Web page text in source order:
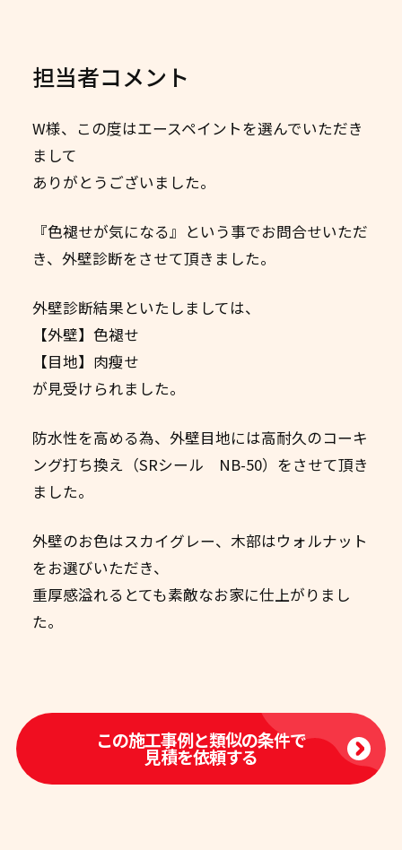
担当者コメント
W様、この度はエースペイントを選んでいただき
まして
ありがとうございました。
『色褪せが気になる』という事でお問合せいただ
き、外壁診断をさせて頂きました。
外壁診断結果といたしましては、
【外壁】色褪せ
【目地】肉瘦せ
が見受けられました。
防水性を高める為、外壁目地には高耐久のコーキ
ング打ち換え（SRシール NB-50）をさせて頂き
ました。
外壁のお色はスカイグレー、木部はウォルナット
をお選びいただき、
重厚感溢れるとても素敵なお家に仕上がりまし
た。
この施工事例と類似の条件で
見積を依頼する